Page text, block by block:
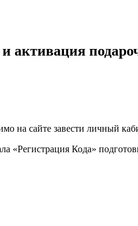
активация
на сайте завести личный
«Регистрация Кода»